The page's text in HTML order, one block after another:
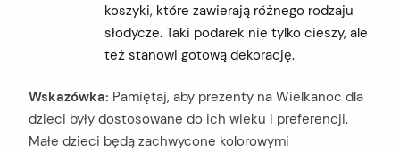
koszyki, które zawierają różnego rodzaju
słodycze. Taki podarek nie tylko cieszy, ale
też stanowi gotową dekorację.
Wskazówka: Pamiętaj, aby prezenty na Wielkanoc dla
dzieci były dostosowane do ich wieku i preferencji.
Małe dzieci będą zachwycone kolorowymi